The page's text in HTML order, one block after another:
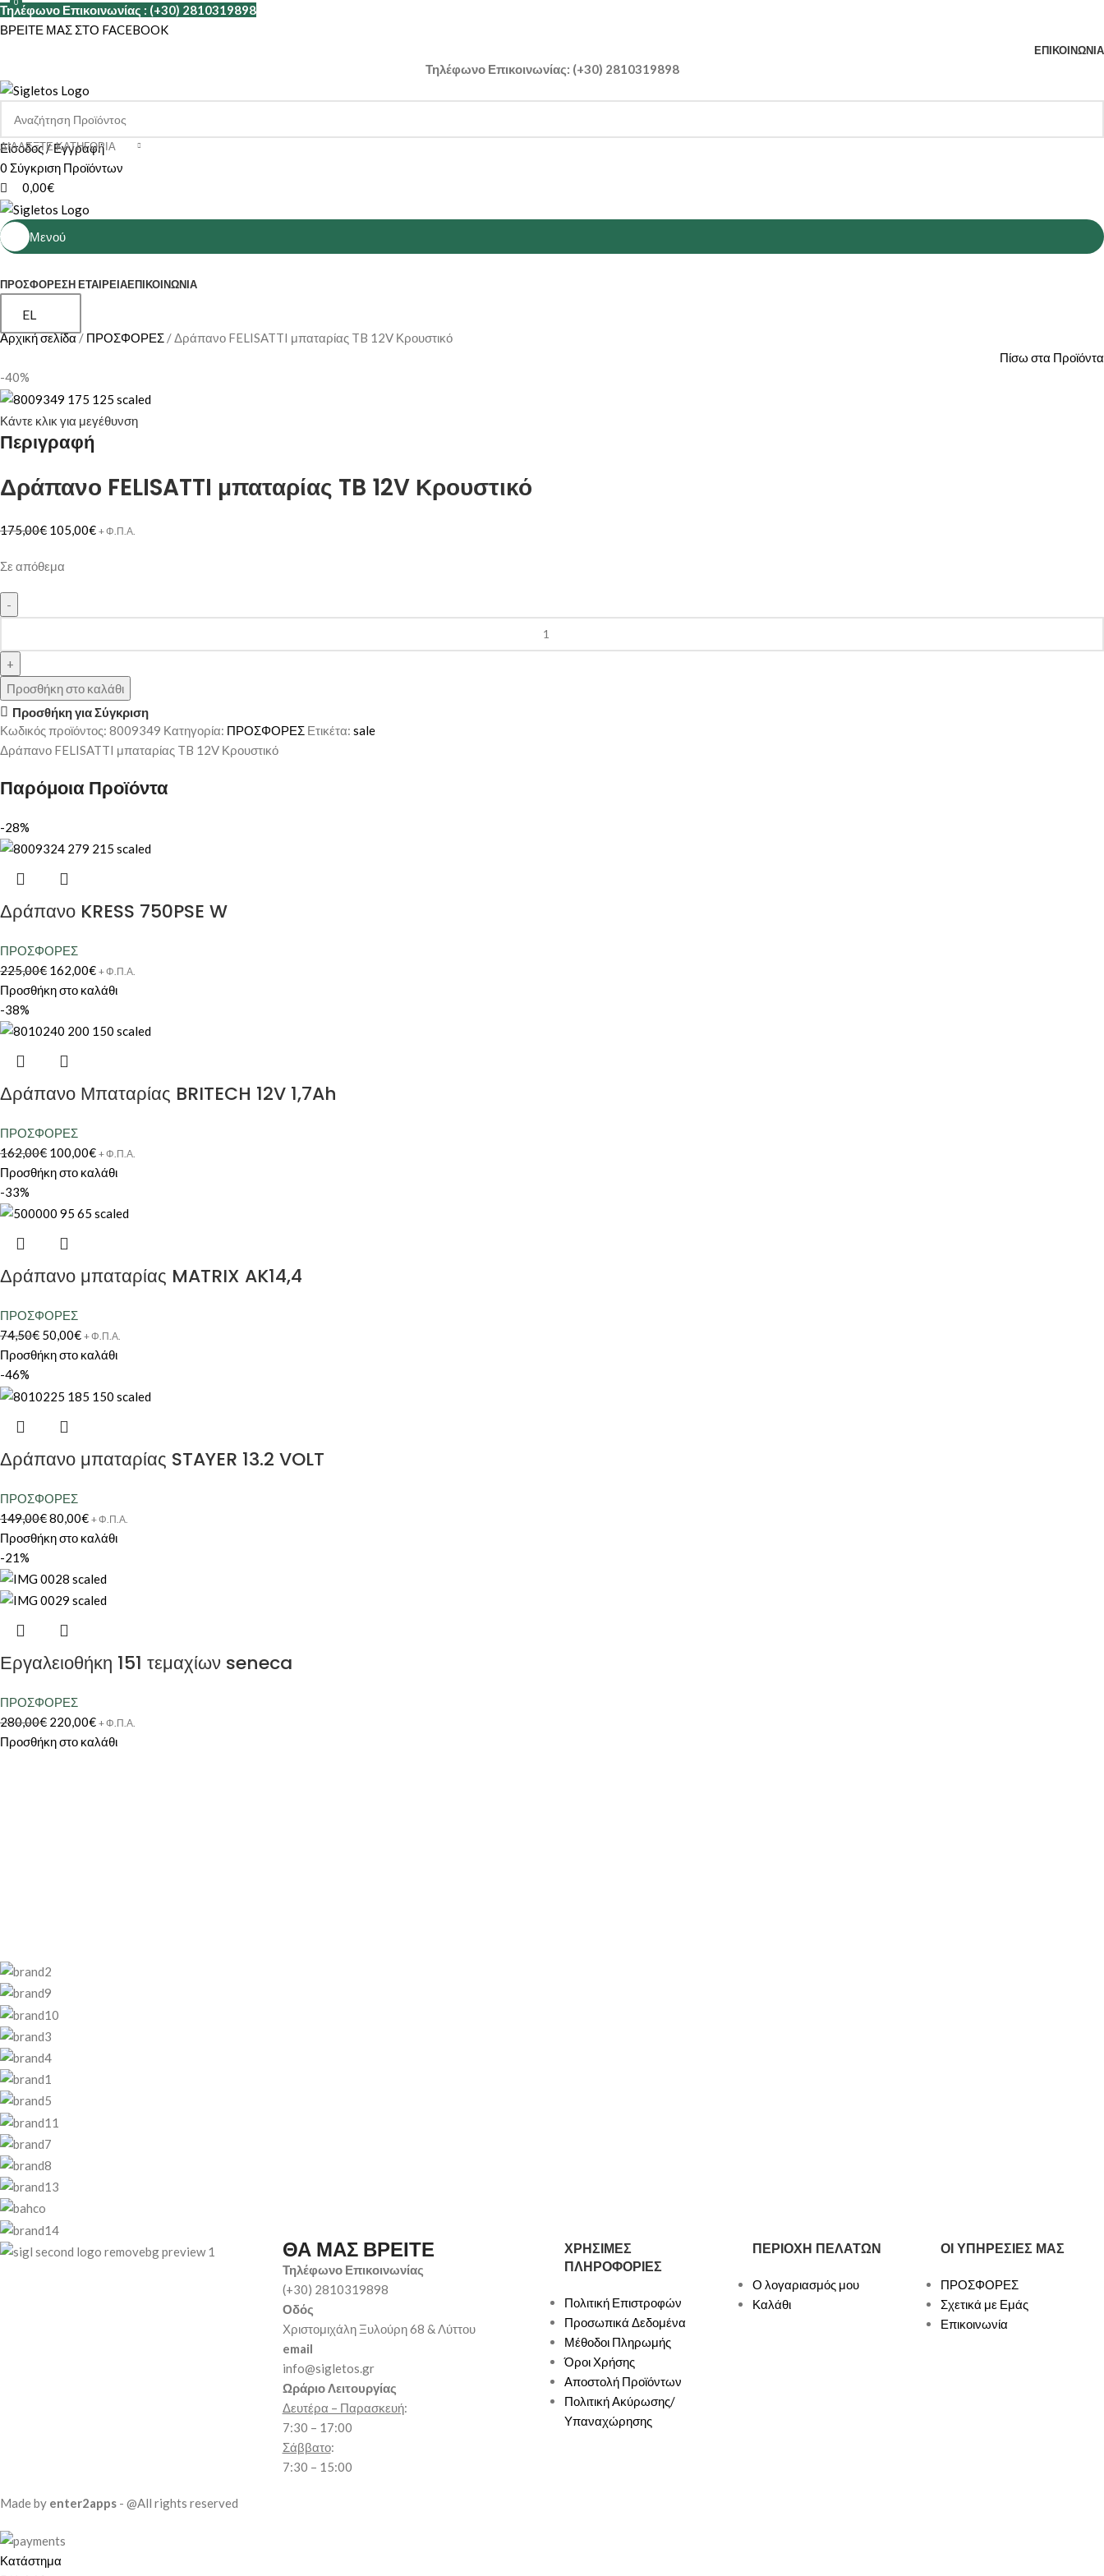
Τηλέφωνο Επικοινωνίας : (+30) 2810319898
ΒΡΕΙΤΕ ΜΑΣ ΣΤΟ FACEBOOK
ΕΠΙΚΟΙΝΩΝΊΑ
Τηλέφωνο Επικοινωνίας: (+30) 2810319898
ΔΙΑΛΈΞΤΕ ΚΑΤΗΓΟΡΊΑ
Είσοδος / Εγγραφή
0 Σύγκριση Προϊόντων
0
0,00€
Μενού
ΠΡΟΣΦΟΡΕΣΗ ΕΤΑΙΡΕΊΑΕΠΙΚΟΙΝΩΝΊΑ
EL
Αρχική σελίδα ΠΡΟΣΦΟΡΕΣ
Δράπανο FELISATTI μπαταρίας TB 12V Κρουστικό
Πίσω στα Προϊόντα
-40%
Κάντε κλικ για μεγέθυνση
Περιγραφή
Δράπανο FELISATTI μπαταρίας TB 12V Κρουστικό
175,00€ 105,00€ + Φ.Π.Α.
Σε απόθεμα
Προσθήκη στο καλάθι
Προσθήκη για Σύγκριση
Κωδικός προϊόντος: 8009349 Κατηγορία: ΠΡΟΣΦΟΡΕΣ Ετικέτα: sale
Δράπανο FELISATTI μπαταρίας TB 12V Κρουστικό
Παρόμοια Προϊόντα
-28%
Δράπανο KRESS 750PSE W
ΠΡΟΣΦΟΡΕΣ
225,00€ 162,00€ + Φ.Π.Α.
Προσθήκη στο καλάθι
-38%
Δράπανο Μπαταρίας BRITECH 12V 1,7Ah
ΠΡΟΣΦΟΡΕΣ
162,00€ 100,00€ + Φ.Π.Α.
Προσθήκη στο καλάθι
-33%
Δράπανο μπαταρίας MATRIX AK14,4
ΠΡΟΣΦΟΡΕΣ
74,50€ 50,00€ + Φ.Π.Α.
Προσθήκη στο καλάθι
-46%
Δράπανο μπαταρίας STAYER 13.2 VOLT
ΠΡΟΣΦΟΡΕΣ
149,00€80,00€ + Φ.Π.Α.
Προσθήκη στο καλάθι
-21%
Εργαλειοθήκη 151 τεμαχίων seneca
ΠΡΟΣΦΟΡΕΣ
280,00€ 220,00€ + Φ.Π.Α.
Προσθήκη στο καλάθι
ΘΑ ΜΑΣ ΒΡΕΙΤΕ
Τηλέφωνο Επικοινωνίας
(+30) 2810319898
Οδός
Χριστομιχάλη Ξυλούρη 68 & Λύττου
email
info@sigletos.gr
Ωράριο Λειτουργίας
Δευτέρα – Παρασκευή:
7:30 – 17:00
Σάββατο:
7:30 – 15:00
ΧΡΗΣΙΜΕΣ
ΠΛΗΡΟΦΟΡΙΕΣ
Πολιτική Επιστροφών
Προσωπικά Δεδομένα
Μέθοδοι Πληρωμής
Όροι Χρήσης
Αποστολή Προϊόντων
Πολιτική Ακύρωσης/
Υπαναχώρησης
ΠΕΡΙΟΧΗ ΠΕΛΑΤΩΝ
Ο λογαριασμός μου
Καλάθι
ΟΙ ΥΠΗΡΕΣΙΕΣ ΜΑΣ
ΠΡΟΣΦΟΡΕΣ
Σχετικά με Εμάς
Επικοινωνία
Made by enter2apps - @All rights reserved
Κατάστημα
0